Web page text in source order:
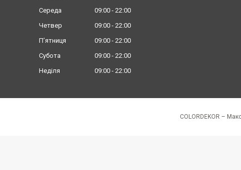
Середа
09:00
22:00
Четвер
09:00
22:00
Пʼятниця
09:00
22:00
Субота
09:00
22:00
Неділя
09:00 22:00